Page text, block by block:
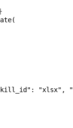
: "xlsx" ,